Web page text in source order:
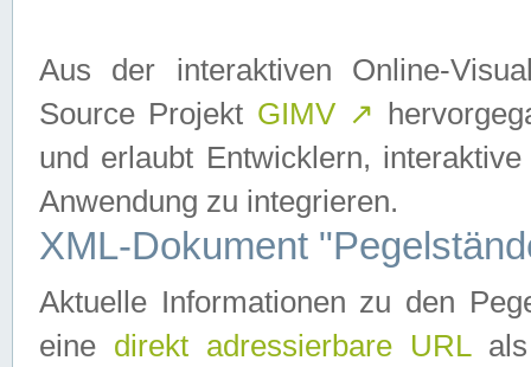
Aus der interaktiven Online-
Source Projekt GIMV ↗
und erlaubt Entwicklern,
Anwendung zu integrieren.
XML-Dokument
Aktuelle Informationen zu den
eine direkt adressierbare URLals